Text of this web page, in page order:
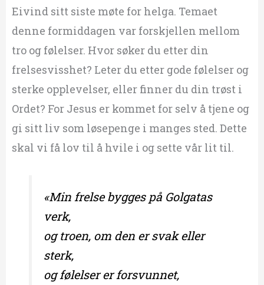
Eivind sitt siste møte for helga. Temaet
denne formiddagen var forskjellen mellom
tro og følelser. Hvor søker du etter din
frelsesvisshet? Leter du etter gode følelser og
sterke opplevelser, eller finner du din trøst i
Ordet? For Jesus er kommet for selv å tjene og
gi sitt liv som løsepenge i manges sted. Dette
skal vi få lov til å hvile i og sette vår lit til.
«Min frelse bygges på Golgatas
verk,
og troen, om den er svak eller
sterk,
og følelser er forsvunnet,